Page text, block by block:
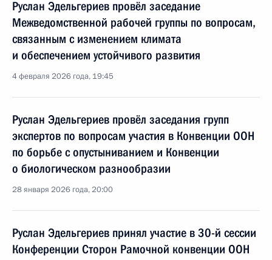
Руслан Эдельгериев провёл заседание
Межведомственной рабочей группы по вопросам,
связанным с изменением климата
и обеспечением устойчивого развития
4 февраля 2026 года, 19:45
Руслан Эдельгериев провёл заседания групп
экспертов по вопросам участия в Конвенции ООН
по борьбе с опустыниванием и Конвенции
о биологическом разнообразии
28 января 2026 года, 20:00
Руслан Эдельгериев принял участие в 30-й сессии
Конференции Сторон Рамочной конвенции ООН